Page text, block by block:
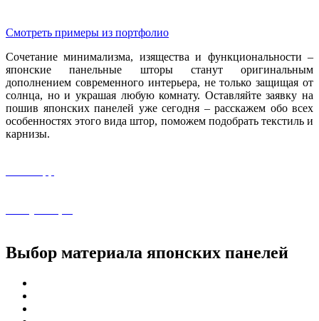
Смотреть примеры из портфолио
Сочетание минимализма, изящества и функциональности –
японские панельные шторы станут оригинальным
дополнением современного интерьера, не только защищая от
солнца, но и украшая любую комнату. Оставляйте заявку на
пошив японских панелей уже сегодня – расскажем обо всех
особенностях этого вида штор, поможем подобрать текстиль и
карнизы.
Выбор материала японских панелей